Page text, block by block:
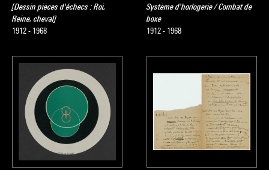
[Dessin pièces d'échecs : Roi,
Reine, cheval]
1912 - 1968
Système d'horlogerie / Combat de
boxe
1912 - 1968